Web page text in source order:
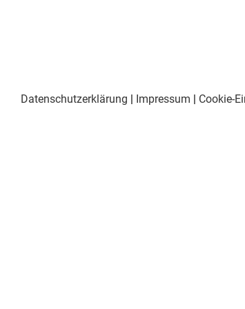
Datenschutzerklärung | Impressum | Cookie-